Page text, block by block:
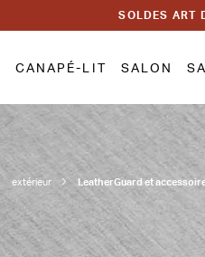
SOLDES ART
CANAPÉ-LIT SALON
extérieur LeatherGuard et